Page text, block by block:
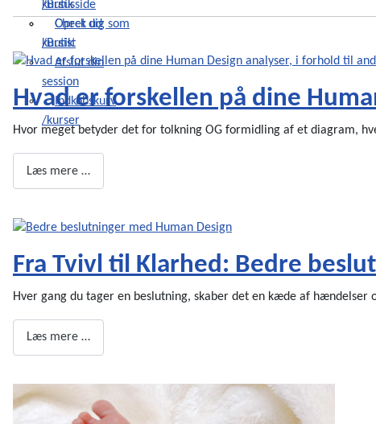
/Butik
Check ud
/Butik
kursusside
Opret dig som
kursist
Afslut din
session
Indkøbskurv
/kurser
Hvad er forskellen på dine
Hvor meget betyder det for tolkning OG formidling af et diagram,
Læs mere …
Fra Tvivl til Klarhed: Bedre
Hver gang du tager en beslutning, skaber det en kæde af hændelser
Læs mere …